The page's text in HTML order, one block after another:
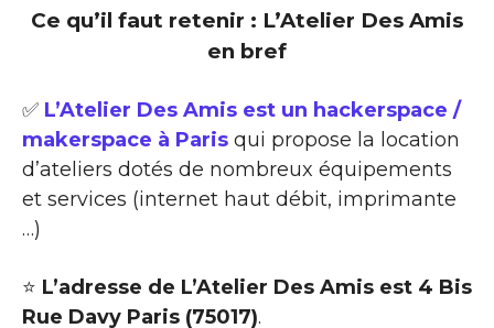
Ce qu’il faut retenir : L’Atelier Des Amis
en bref
✅ L’Atelier Des Amis est un hackerspace /
makerspace à Paris qui propose la location
d’ateliers dotés de nombreux équipements
et services (internet haut débit, imprimante
…)
⭐ L’adresse de L’Atelier Des Amis est 4 Bis
Rue Davy Paris (75017).